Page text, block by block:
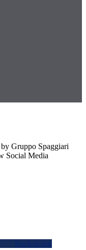
Gruppo Spaggiari
Social Media
Back to top